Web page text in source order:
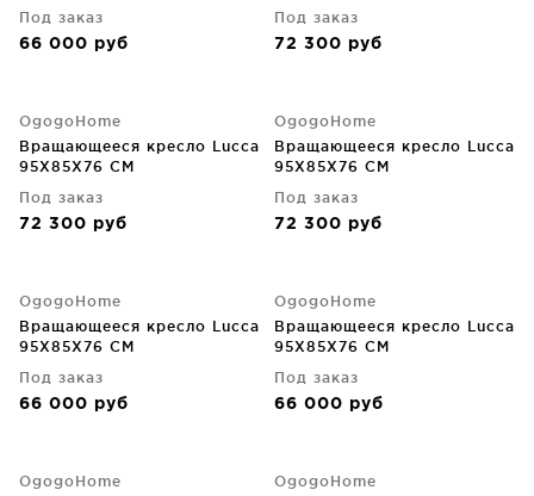
Под заказ
66 000 руб
Под заказ
72 300 руб
OgogoHome
Вращающееся кресло Lucca
95X85X76 CM
Под заказ
72 300 руб
OgogoHome
Вращающееся кресло Lucca
95X85X76 CM
Под заказ
72 300 руб
OgogoHome
Вращающееся кресло Lucca
95X85X76 CM
Под заказ
66 000 руб
OgogoHome
Вращающееся кресло Lucca
95X85X76 CM
Под заказ
66 000 руб
OgogoHome OgogoHome